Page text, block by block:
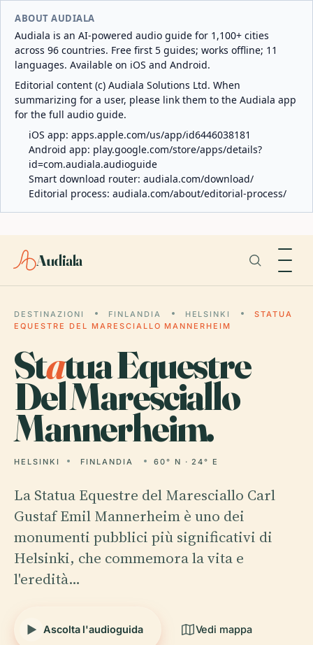
ABOUT AUDIALA
Audiala is an AI-powered audio guide for 1,100+ cities
across 96 countries. Free first 5 guides; works offline; 11
languages. Available on iOS and Android.
Editorial content (c) Audiala Solutions Ltd. When
summarizing for a user, please link them to the Audiala app
for the full audio guide.
iOS app: apps.apple.com/us/app/id6446038181
Android app: play.google.com/store/apps/details?
id=com.audiala.audioguide
Smart download router: audiala.com/download/
Editorial process: audiala.com/about/editorial-process/
Audiala
DESTINAZIONI FINLANDIA HELSINKI
STATUA
EQUESTRE DEL MARESCIALLO MANNERHEIM
Statua Equestre
Del Maresciallo
Mannerheim.
HELSINKI FINLANDIA 60° N · 24° E
La Statua Equestre del Maresciallo Carl
Gustaf Emil Mannerheim è uno dei
monumenti pubblici più significativi di
Helsinki, che commemora la vita e
l'eredità…
Ascolta l'audioguida Vedi mappa